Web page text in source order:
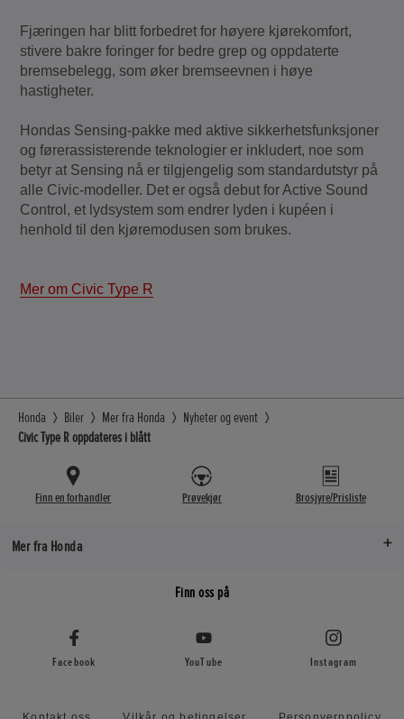
Fjæringen har blitt forbedret for høyere kjørekomfort,
stivere bakre foringer for bedre grep og oppdaterte
bremsebelegg, som øker bremseevnen i høye
hastigheter.
Hondas Sensing-pakke med aktive sikkerhetsfunksjoner
og førerassisterende teknologier er inkludert, noe som
betyr at Sensing nå er tilgjengelig som standardutstyr på
alle Civic-modeller. Det er også debut for Active Sound
Control, et lydsystem som endrer lyden i kupéen i
henhold til den kjøremodusen som brukes.
Mer om Civic Type R
Honda Biler Mer fra Honda
Nyheter og event
Civic Type R oppdateres i blått
Finn en forhandler Prøvekjør Brosjyre/Prisliste
Mer fra Honda
Finn oss på
Facebook YouTube Instagram